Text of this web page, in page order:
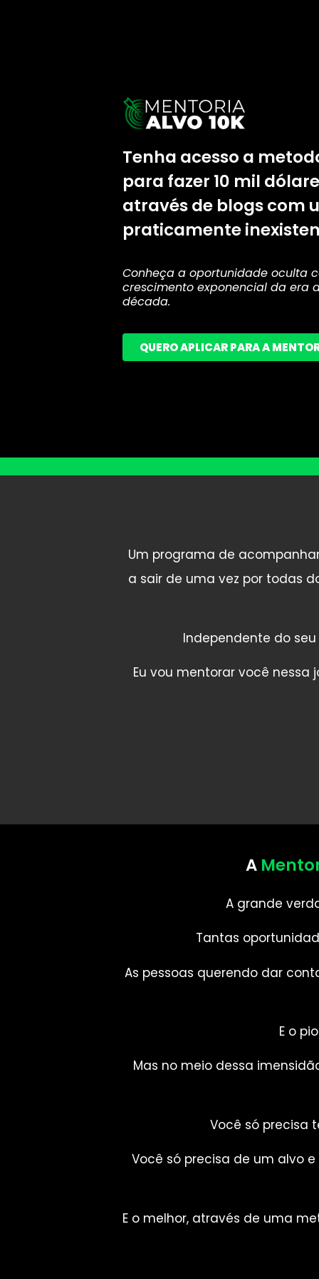
Tenha acesso a
para fazer 10 mil
através de blogs com
praticamente
Conheça a oportunidade oculta
crescimento exponencial da era
década.
QUERO APLICAR PARA A
Um programa de
a sair de uma vez por todas
Independente do
Eu vou mentorar você
A
A grande
Tantas
As pessoas querendo dar
E o
Mas no meio dessa
Você só precisa
Você só precisa de um alvo
E o melhor, através de uma